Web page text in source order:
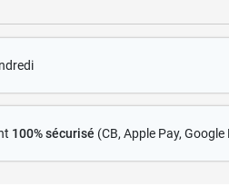
100% sécurisé (CB, Apple Pay, Google